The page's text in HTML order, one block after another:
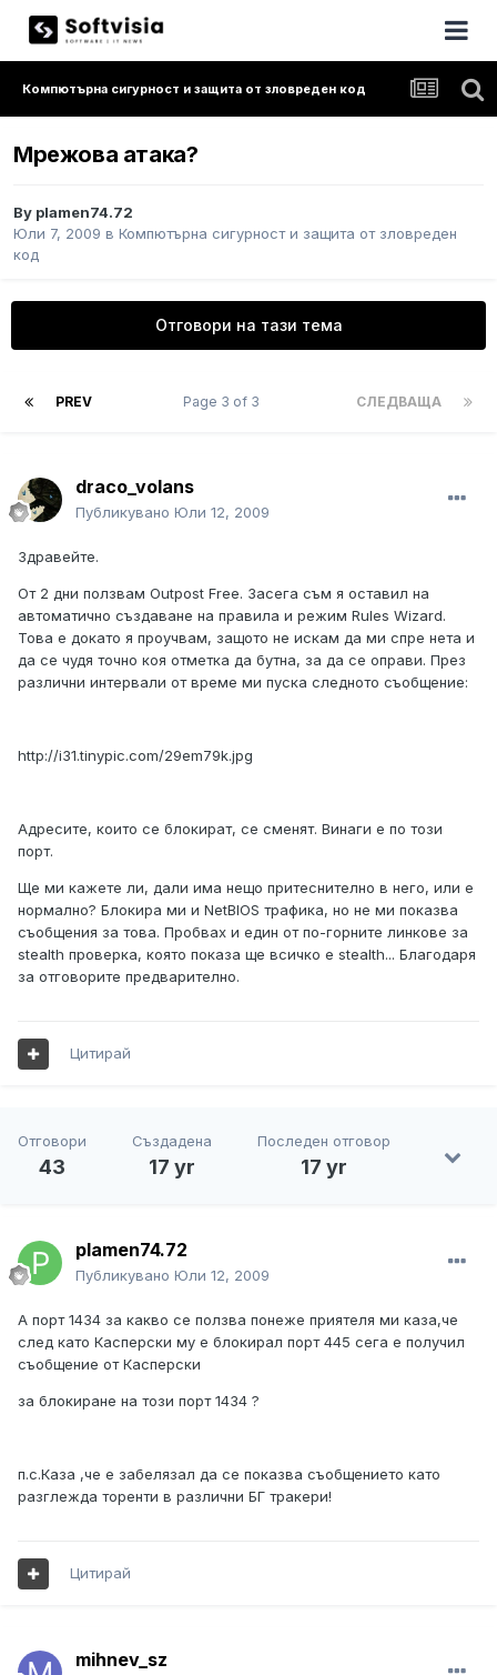
Компютърна сигурност и защита от зловреден код
Мрежова атака?
By plamen74.72
Юли 7, 2009 в Компютърна сигурност и защита от зловреден
код
Отговори на тази тема
PREV СЛЕДВАЩА
Page 3 of 3
draco_volans
Публикувано Юли 12, 2009
Здравейте.
От 2 дни ползвам Outpost Free. Засега съм я оставил на
автоматично създаване на правила и режим Rules Wizard.
Това е докато я проучвам, защото не искам да ми спре нета и
да се чудя точно коя отметка да бутна, за да се оправи. През
различни интервали от време ми пуска следното съобщение:
http://i31.tinypic.com/29em79k.jpg
Адресите, които се блокират, се сменят. Винаги е по този
порт.
Ще ми кажете ли, дали има нещо притеснително в него, или е
нормално? Блокира ми и NetBIOS трафика, но не ми показва
съобщения за това. Пробвах и един от по-горните линкове за
stealth проверка, която показа ще всичко е stealth... Благодаря
за отговорите предварително.
Цитирай
Отговори
43
Създадена
17 yr
Последен отговор
17 yr
plamen74.72
Публикувано Юли 12, 2009
А порт 1434 за какво се ползва понеже приятеля ми каза,че
след като Касперски му е блокирал порт 445 сега е получил
съобщение от Касперски
за блокиране на този порт 1434 ?
п.с.Каза ,че е забелязал да се показва съобщението като
разглежда торенти в различни БГ тракери!
Цитирай
mihnev_sz